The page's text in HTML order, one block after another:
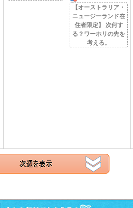
【オーストラリア・
ニュージーランド在
住者限定】 次何す
る？ワーホリの先を
考える。